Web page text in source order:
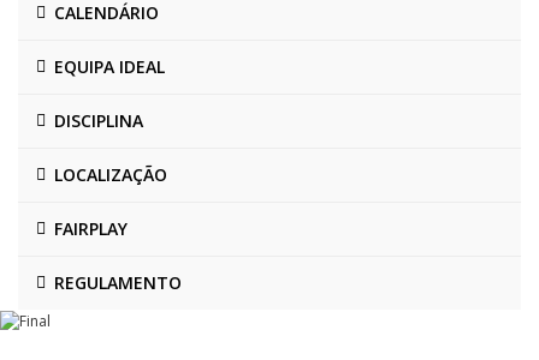
CALENDÁRIO
EQUIPA IDEAL
DISCIPLINA
LOCALIZAÇÃO
FAIRPLAY
REGULAMENTO